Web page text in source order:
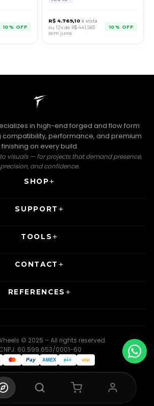
10% OFF
R$ 4.769,10 à vista
ou 12x de R$441,583
sem juros
10% OFF
in high-end forged and flow form
compatibility, performance, and premium
finishing on every build.
visuals — for projects that demand presence,
precision, and confidence.
SHOP
SUPPORT
TOOLS
CONTACT
REFERENCES
© 2025 – All rights reserved.
60.599.653/0001-60
Pay AMEX pix elo